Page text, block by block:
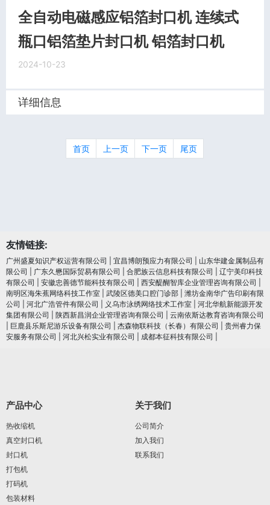
全自动电磁感应铝箔封口机 连续式
瓶口铝箔垫片封口机 铝箔封口机
2024-10-23
详细信息
首页 上一页 下一页 尾页
友情链接:
广州盛夏知识产权运营有限公司 宜昌博朗预应力有限公司
山东华建金属制品有
限公司
广东久懋国际贸易有限公司 合肥族云信息科技有限公司
辽宁美印科技
有限公司
安徽忠善德节能科技有限公司 西安醍醐智库企业管理咨询有限公司
南明区海朱蕉网络科技工作室
武陵区德美口腔门诊部
潍坊金南华广告印刷有限
公司
河北广浩管件有限公司 义乌市泳绣网络技术工作室
河北华航新能源开发
集团有限公司
陕西新昌润企业管理咨询有限公司
云南依斯达教育咨询有限公司
巨鹿县乐斯尼游乐设备有限公司 杰森物联科技（长春）有限公司
贵州睿力保
安服务有限公司
河北兴松实业有限公司 成都本征科技有限公司
产品中心
热收缩机
真空封口机
封口机
打包机
打码机
包装材料
关于我们
公司简介
加入我们
联系我们